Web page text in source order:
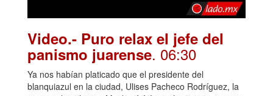
Video.- Puro relax el jefe del
panismo juarense. 06:30
Ya nos habían platicado que el presidente del
blanquiazul en la ciudad, Ulises Pacheco Rodríguez, la